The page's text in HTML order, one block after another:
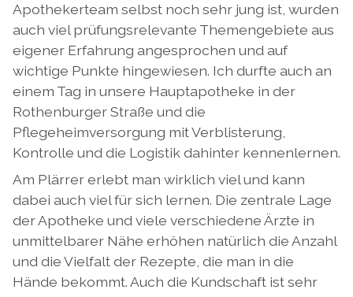
Apothekerteam selbst noch sehr jung ist, wurden
auch viel prüfungsrelevante Themengebiete aus
eigener Erfahrung angesprochen und auf
wichtige Punkte hingewiesen. Ich durfte auch an
einem Tag in unsere Hauptapotheke in der
Rothenburger Straße und die
Pflegeheimversorgung mit Verblisterung,
Kontrolle und die Logistik dahinter kennenlernen.
Am Plärrer erlebt man wirklich viel und kann
dabei auch viel für sich lernen. Die zentrale Lage
der Apotheke und viele verschiedene Ärzte in
unmittelbarer Nähe erhöhen natürlich die Anzahl
und die Vielfalt der Rezepte, die man in die
Hände bekommt. Auch die Kundschaft ist sehr